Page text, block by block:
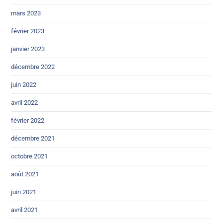
mars 2023
février 2023
janvier 2023
décembre 2022
juin 2022
avril 2022
février 2022
décembre 2021
octobre 2021
août 2021
juin 2021
avril 2021